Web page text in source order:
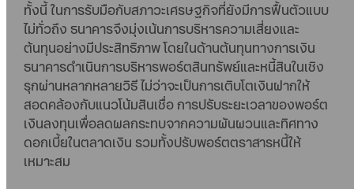
ทั้งนี้ ในการรับมือกับสภาวะเศรษฐกิจที่ยังมีการฟื้นตัวแบบ
ไม่ทั่วถึง ธนาคารจึงมุ่งเน้นการบริหารความเสี่ยงและ
ต้นทุนอย่างมีประสิทธิภาพ โดยในด้านต้นทุนทางการเงิน
ธนาคารดำเนินการบริหารพอร์ตสินทรัพย์และหนี้สินในเชิง
รุกผ่านหลากหลายวิธี ไม่ว่าจะเป็นการเติบโตเงินฝากให้
สอดคล้องกับแนวโน้มสินเชื่อ การปรับระยะเวลาของพอร์ต
เงินลงทุนเพื่อลดผลกระทบจากความผันผวนและทิศทาง
ดอกเบี้ยในตลาดเงิน รวมทั้งปรับพอร์ตตราสารหนี้ให้
เหมาะสม